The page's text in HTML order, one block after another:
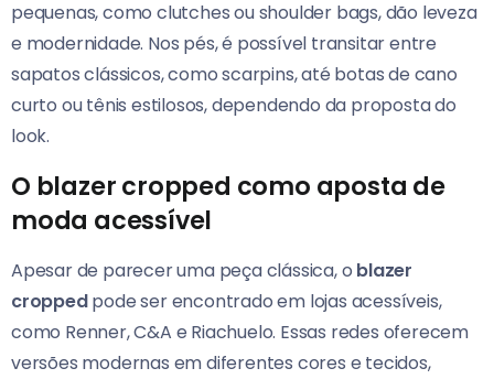
pequenas, como clutches ou shoulder bags, dão leveza
e modernidade. Nos pés, é possível transitar entre
sapatos clássicos, como scarpins, até botas de cano
curto ou tênis estilosos, dependendo da proposta do
look.
O blazer cropped como aposta de
moda acessível
Apesar de parecer uma peça clássica, o blazer
croppedpode ser encontrado em lojas acessíveis,
como Renner, C&A e Riachuelo. Essas redes oferecem
versões modernas em diferentes cores e tecidos,